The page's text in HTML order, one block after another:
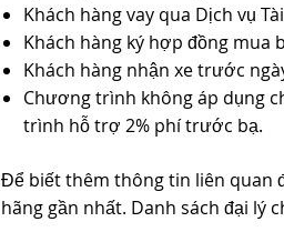
Khách hàng vay qua Dịch vụ
Khách hàng ký hợp đồng mua
Khách hàng nhận xe trước
Chương trình không áp dụng
trình hỗ trợ 2% phí trước bạ.
Để biết thêm thông tin liên quan
hãng gần nhất. Danh sách đại lý